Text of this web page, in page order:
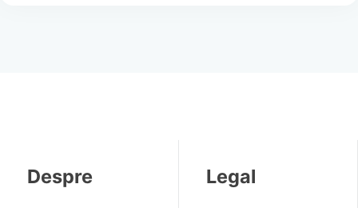
Despre Legal